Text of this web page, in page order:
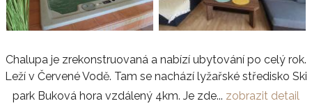
Chalupa je zrekonstruovaná a nabízí ubytování po celý rok.
Leží v Červené Vodě. Tam se nachází lyžařské středisko Ski
park Buková hora vzdálený 4km. Je zde... zobrazit detail